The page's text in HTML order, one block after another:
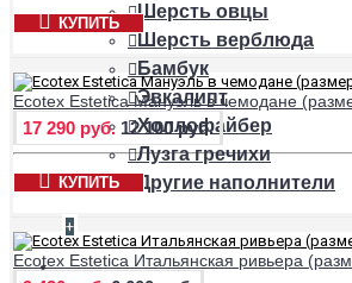
Шерсть овцы
Шерсть верблюда
Бамбук
Эвкалипт
Холлофайбер
Лузга гречихи
Другие наполнители
+
НАМАТРАСНИКИ
КУПИТЬ
Ecotex Estetica Мануэль в чемодане
17 290 руб. 12 100 руб.
КУПИТЬ
Ecotex Estetica Итальянская ривьера